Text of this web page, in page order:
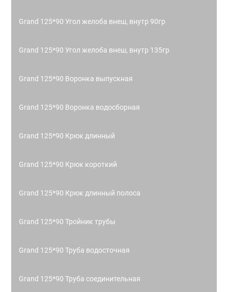
Grand 125*90 Угол желоба внеш, внутр 90гр
Grand 125*90 Угол желоба внеш, внутр 135гр
Grand 125*90 Воронка выпускная
Grand 125*90 Воронка водосборная
Grand 125*90 Крюк длинный
Grand 125*90 Крюк короткий
Grand 125*90 Крюк длинный полоса
Grand 125*90 Тройник трубы
Grand 125*90 Труба водосточная
Grand 125*90 Труба соединительная